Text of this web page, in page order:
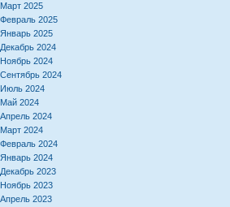
Март 2025
Февраль 2025
Январь 2025
Декабрь 2024
Ноябрь 2024
Сентябрь 2024
Июль 2024
Май 2024
Апрель 2024
Март 2024
Февраль 2024
Январь 2024
Декабрь 2023
Ноябрь 2023
Апрель 2023